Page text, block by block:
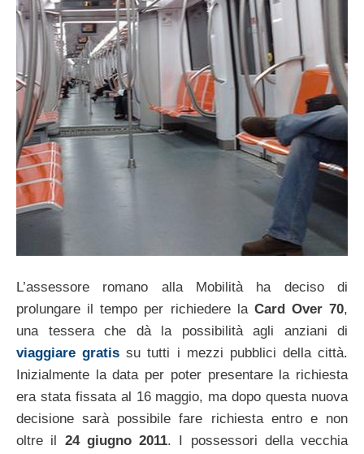
L’assessore romano alla Mobilità ha deciso di
prolungare il tempo per richiedere la Card Over 70,
una tessera che dà la possibilità agli anziani di
viaggiare gratis su tutti i mezzi pubblici della città.
Inizialmente la data per poter presentare la richiesta
era stata fissata al 16 maggio, ma dopo questa nuova
decisione sarà possibile fare richiesta entro e non
oltre il 24 giugno 2011. I possessori della vecchia